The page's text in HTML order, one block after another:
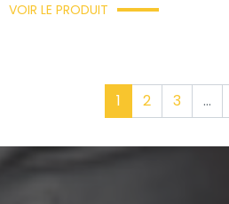
VOIR LE PRODUIT
1 2 3 …